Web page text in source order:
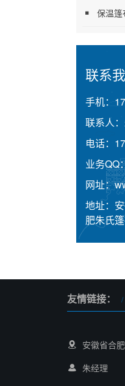
保温篷
联系
手机：
联系人：
电话：
业务QQ
网址：
地址：
肥朱氏
友情链接：
安徽省合
朱经理